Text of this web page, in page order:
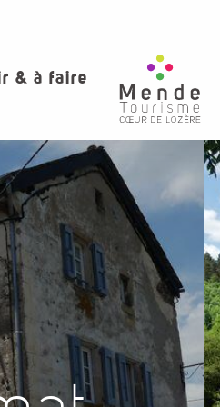
& à faire